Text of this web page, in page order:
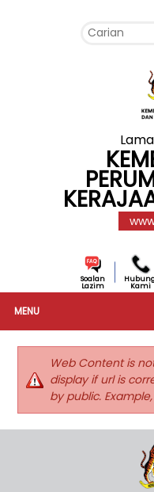
Soalan
Lazim Kami
MENU
Web Content is
display if url is
by public.